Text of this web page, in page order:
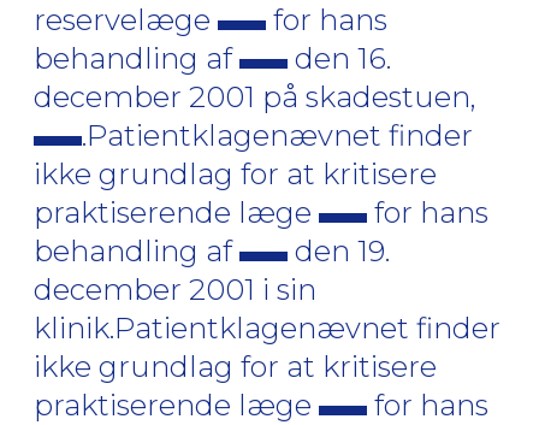
reservelæge
for hans
behandling af
den 16.
december 2001 på skadestuen,
.Patientklagenævnet finder
ikke grundlag for at kritisere
praktiserende læge
for hans
behandling af
den 19.
december 2001 i sin
klinik.Patientklagenævnet finder
ikke grundlag for at kritisere
praktiserende læge
for hans